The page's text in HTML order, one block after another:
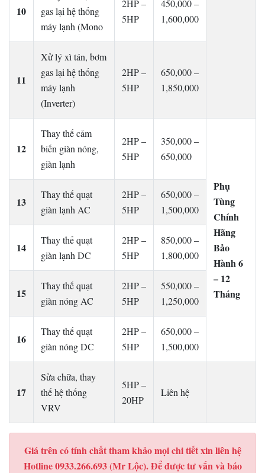
10
gas lại hệ thống
máy lạnh (Mono
2HP –
5HP
450,000 –
1,600,000
11
Xử lý xì tán, bơm
gas lại hệ thống
máy lạnh
(Inverter)
2HP –
5HP
650,000 –
1,850,000
12
Thay thế cảm
biến giàn nóng,
giàn lạnh
2HP –
5HP
350,000 –
650,000
Phụ
Tùng
Chính
Hãng
Bảo
Hành 6
– 12
Tháng
13
Thay thế quạt
giàn lạnh AC
2HP –
5HP
650,000 –
1,500,000
14
Thay thế quạt
giàn lạnh DC
2HP –
5HP
850,000 –
1,800,000
15
Thay thế quạt
giàn nóng AC
2HP –
5HP
550,000 –
1,250,000
16
Thay thế quạt
giàn nóng DC
2HP –
5HP
650,000 –
1,500,000
17
Sửa chữa, thay
thế hệ thống
VRV
5HP –
20HP
Liên hệ
Giá trên có tính chất tham khảo mọi chi tiết xin liên hệ
Hotline 0933.266.693 (Mr Lộc). Để được tư vấn và báo